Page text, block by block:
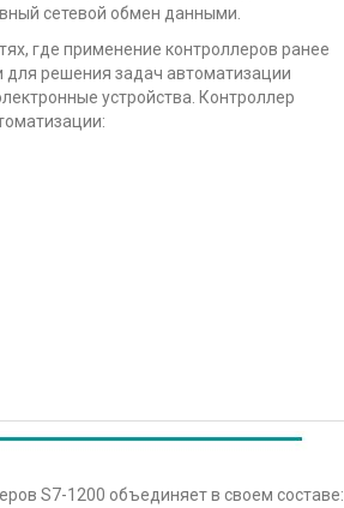
сетевой обмен данными.
где применение контроллеров ранее
решения задач автоматизации
устройства. Контроллер
S7-1200 объединяет в своем составе: